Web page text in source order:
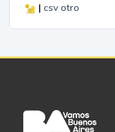
| csv otro